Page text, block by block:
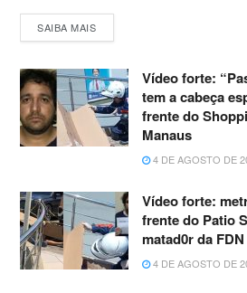
SAIBA MAIS
Vídeo forte:
tem a cabeça
frente do
Manaus
4 DE AGOSTO DE
Vídeo forte:
frente do Patio
matad0r da
4 DE AGOSTO DE